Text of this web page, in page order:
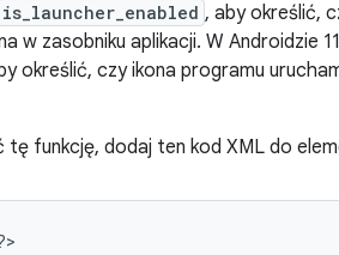
is_launcher_enabled , aby określić,
w zasobniku aplikacji. W Androidzie
określić, czy ikona programu
tę funkcję, dodaj ten kod XML do
>